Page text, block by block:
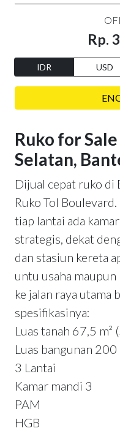
Rp.
IDR USD
Ruko for
Selatan,
Dijual cepat ruko di
Ruko Tol
tiap lantai ada
strategis, dekat
dan stasiun kereta
untu usaha
ke jalan raya utama
spesifikasinya:
Luas tanah 67,5 m²
Luas bangunan 200
3 Lantai
Kamar mandi 3
PAM
HGB